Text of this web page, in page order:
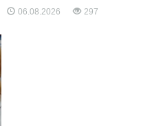
rayonunda baş verib. Zeytunluq
ərazidə əlləri arxadan bağlanmış
06.08.2026 297